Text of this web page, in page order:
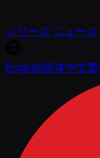
シリーズ ニュース
English简体中文